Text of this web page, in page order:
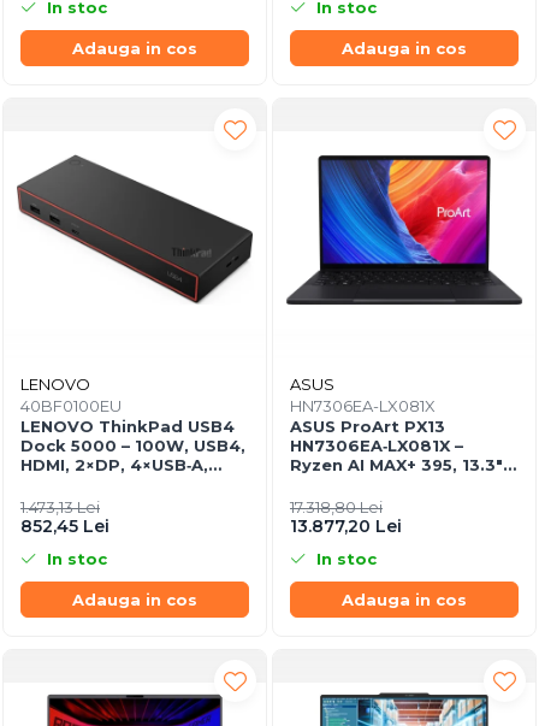
In stoc
Adauga in cos
In stoc
Adauga in cos
LENOVO
40BF0100EU
LENOVO ThinkPad USB4
Dock 5000 – 100W, USB4,
HDMI, 2×DP, 4×USB‑A,
1.473,13 Lei
852,45 Lei
In stoc
Adauga in cos
ASUS
HN7306EA-LX081X
ASUS ProArt PX13
HN7306EA‑LX081X –
Ryzen AI MAX+ 395, 13.3"
LPDDR5X, 1TB SSD, W11P,
3Y, Nano Black
17.318,80 Lei
13.877,20 Lei
In stoc
Adauga in cos